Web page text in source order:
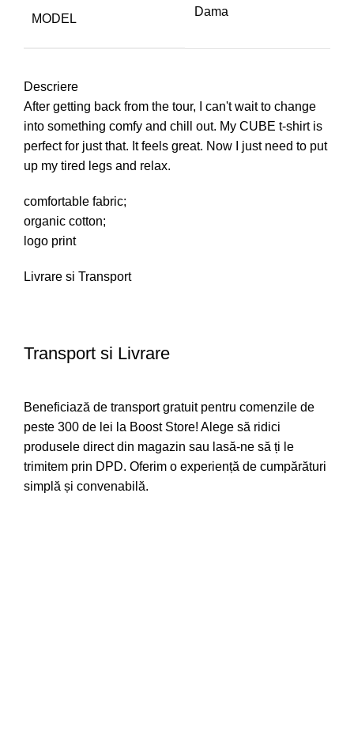
MODEL
Dama
Descriere
After getting back from the tour, I can't wait to change
into something comfy and chill out. My CUBE t-shirt is
perfect for just that. It feels great. Now I just need to put
up my tired legs and relax.
comfortable fabric;
organic cotton;
logo print
Livrare si Transport
Transport si Livrare
Beneficiază de transport gratuit pentru comenzile de
peste 300 de lei la Boost Store! Alege să ridici
produsele direct din magazin sau lasă-ne să ți le
trimitem prin DPD. Oferim o experiență de cumpărături
simplă și convenabilă.